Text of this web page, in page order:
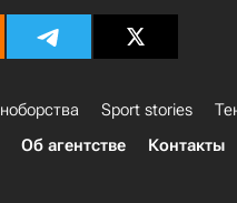
Sport stories
Об агентстве Контакты